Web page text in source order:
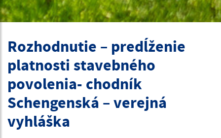
Rozhodnutie – predĺženie
platnosti stavebného
povolenia- chodník
Schengenská – verejná
vyhláška